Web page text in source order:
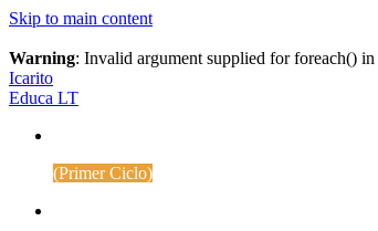
Skip to main content
Warning: Invalid argument supplied for foreach() in
Icarito
Educa LT
(Primer Ciclo)